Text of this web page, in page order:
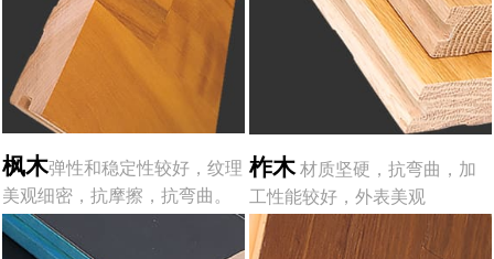
枫木弹性和稳定性较好，纹理
美观细密，抗摩擦，抗弯曲。
柞木材质坚硬，抗弯曲，加
工性能较好，外表美观